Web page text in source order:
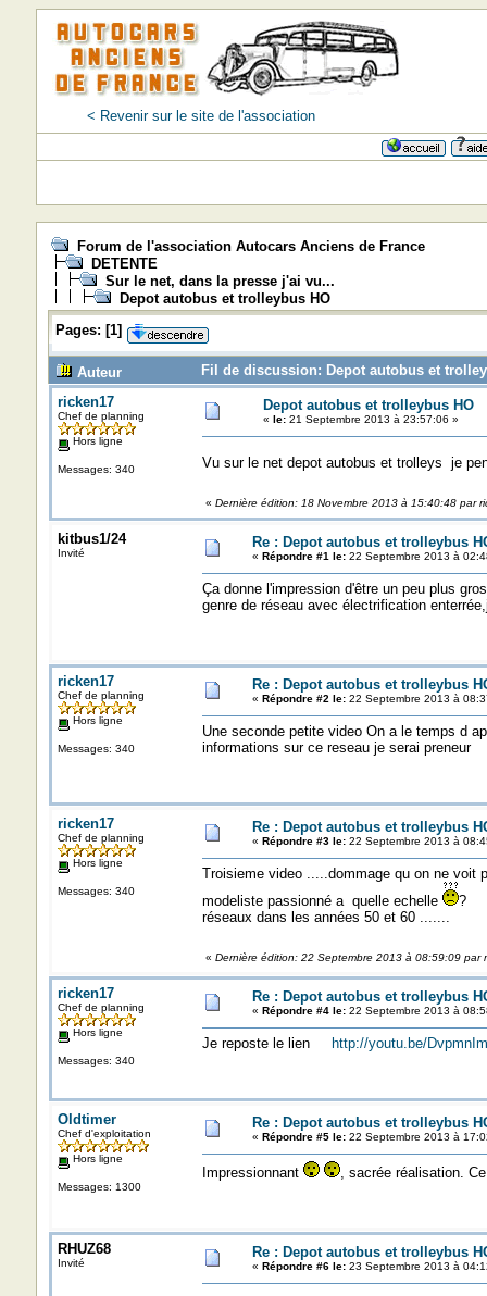
< Revenir sur le site de l'association
Forum de l'association Autocars Anciens de France
DETENTE
Sur le net, dans la presse j'ai vu...
Depot autobus et trolleybus HO
Pages: [1]
Auteur
Fil de discussion: Depot autobus et
ricken17
Chef de planning
Hors ligne
Messages: 340
Depot autobus et trolleybus HO
« le:21 Septembre 2013 à 23:57:06 »
Vu sur le net depot autobus et trolleys je
« Dernière édition: 18 Novembre 2013 à 15:40:48 par
kitbus1/24
Invité
Re : Depot autobus et trolleybus
« Répondre #1 le:22 Septembre 2013 à
Ça donne l'impression d'être un peu plus
genre de réseau avec électrification
ricken17
Chef de planning
Hors ligne
Messages: 340
Re : Depot autobus et trolleybus
« Répondre #2 le:22 Septembre 2013 à
Une seconde petite video On a le temps d
informations sur ce reseau je serai
ricken17
Chef de planning
Hors ligne
Messages: 340
Re : Depot autobus et trolleybus
« Répondre #3 le:22 Septembre 2013 à
Troisieme video .....dommage qu on ne voit
modeliste passionné a quelle echelle
? A
réseaux dans les années 50 et 60 .......
« Dernière édition: 22 Septembre 2013 à 08:59:09 par
ricken17
Chef de planning
Hors ligne
Messages: 340
Re : Depot autobus et trolleybus
« Répondre #4 le:22 Septembre 2013 à
Je reposte le lien http://youtu.be/
Oldtimer
Chef d'exploitation
Hors ligne
Messages: 1300
Re : Depot autobus et trolleybus
« Répondre #5 le:22 Septembre 2013 à
Impressionnant , sacrée réalisation.
RHUZ68
Invité
Re : Depot autobus et trolleybus
« Répondre #6 le:23 Septembre 2013 à